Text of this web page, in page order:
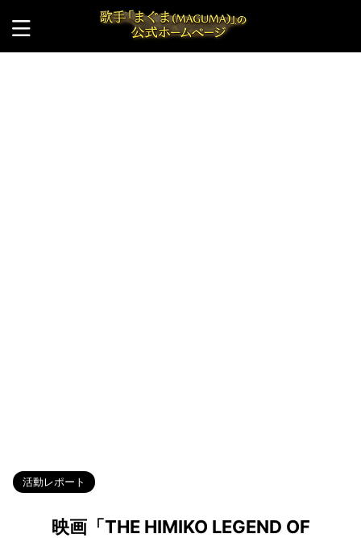
活動レポート
映画「THE HIMIKO LEGEND OF